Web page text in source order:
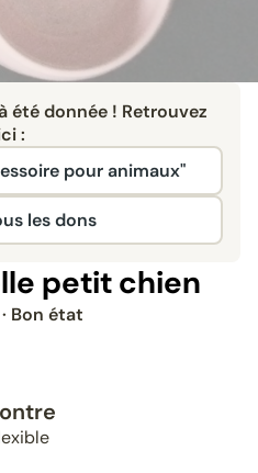
été donnée ! Retrouvez
:
pour animaux"
les dons
petit chien
· Bon état